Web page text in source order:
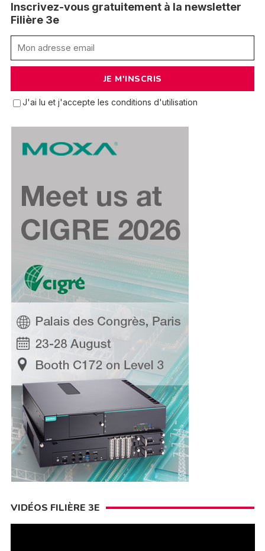
Inscrivez-vous gratuitement à la newsletter
Filière 3e
J'ai lu et j'accepte les conditions d'utilisation
VIDÉOS FILIÈRE 3E